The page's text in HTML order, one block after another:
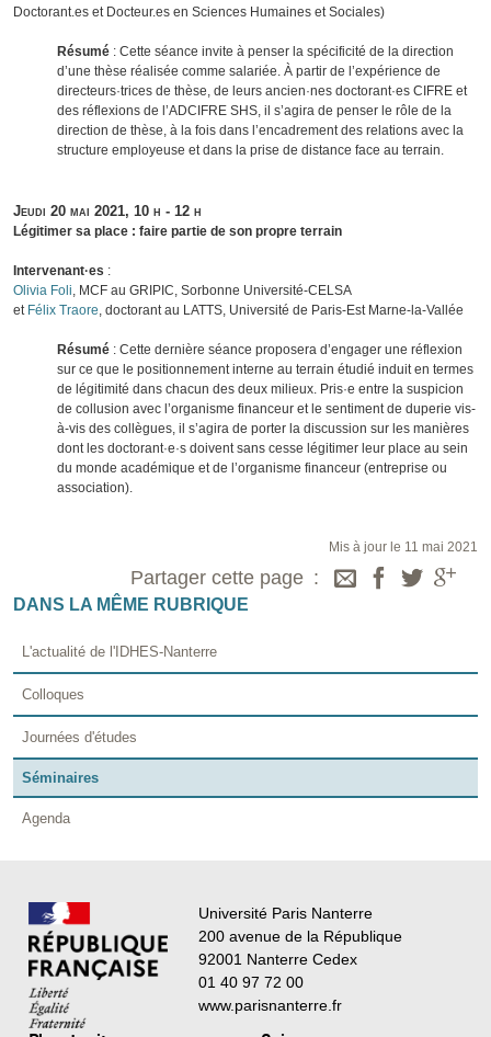
Doctorant.es et Docteur.es en Sciences Humaines et Sociales)
Résumé : Cette séance invite à penser la spécificité de la direction
d’une thèse réalisée comme salariée. À partir de l’expérience de
directeurs·trices de thèse, de leurs ancien·nes doctorant·es CIFRE et
des réflexions de l’ADCIFRE SHS, il s’agira de penser le rôle de la
direction de thèse, à la fois dans l’encadrement des relations avec la
structure employeuse et dans la prise de distance face au terrain.
Jeudi 20 mai 2021, 10 h - 12 h
Légitimer sa place : faire partie de son propre terrain
Intervenant·es :
Olivia Foli MCF au GRIPIC, Sorbonne Université-CELSA
et Félix Traore , doctorant au LATTS, Université de Paris-Est Marne-la-Vallée
Résumé : Cette dernière séance proposera d’engager une réflexion
sur ce que le positionnement interne au terrain étudié induit en termes
de légitimité dans chacun des deux milieux. Pris·e entre la suspicion
de collusion avec l’organisme financeur et le sentiment de duperie vis-
à-vis des collègues, il s’agira de porter la discussion sur les manières
dont les doctorant·e·s doivent sans cesse légitimer leur place au sein
du monde académique et de l’organisme financeur (entreprise ou
association).
Mis à jour le 11 mai 2021
Partager cette page
DANS LA MÊME RUBRIQUE
L'actualité de l'IDHES-Nanterre
Colloques
Journées d'études
Séminaires
Agenda
Université Paris Nanterre
200 avenue de la République
92001 Nanterre Cedex
01 40 97 72 00
www.parisnanterre.fr